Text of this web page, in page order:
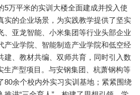
5万平米的实训大楼全面建成并投入使
实的企业场景，为实践教学提供了坚实
、亚龙智能、小米集团等行业头部企业
产业学院、智能制造产业学院和低空经
建、教材共编、双师共育，同时引入数
生产型项目。与安钢集团、杭萧钢构等
80余个校内外实习实训基地；紧紧围绕